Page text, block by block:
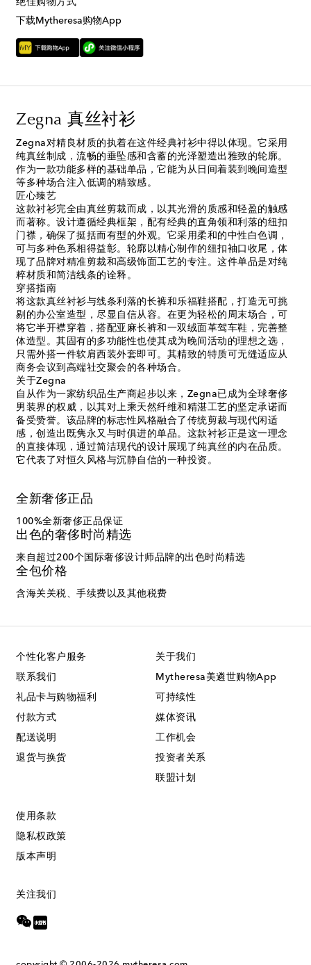
绝佳购物方式
下载Mytheresa购物App
Zegna 真丝衬衫
Zegna对精良材质的执着在这件经典衬衫中得以体现。它采用
纯真丝制成，流畅的垂坠感和含蓄的光泽塑造出雅致的轮廓。
作为一款功能多样的基础单品，它能为从日间着装到晚间造型
等多种场合注入低调的精致感。
匠心臻艺
这款衬衫完全由真丝剪裁而成，以其光滑的质感和轻盈的触感
而著称。设计遵循经典框架，配有经典的直角领和利落的纽扣
门襟，确保了挺括而有型的外观。它采用柔和的中性白色调，
可与多种色系相得益彰。轮廓以精心制作的纽扣袖口收尾，体
现了品牌对精准剪裁和高级饰面工艺的专注。这件单品是对纯
粹材质和简洁线条的诠释。
穿搭指南
将这款真丝衬衫与线条利落的长裤和乐福鞋搭配，打造无可挑
剔的办公室造型，尽显自信从容。在更为轻松的周末场合，可
将它半开襟穿着，搭配亚麻长裤和一双绒面革驾车鞋，完善整
体造型。其固有的多功能性也使其成为晚间活动的理想之选，
只需外搭一件软肩西装外套即可。其精致的特质可无缝适应从
商务会议到高端社交聚会的各种场合。
关于Zegna
自从作为一家纺织品生产商起步以来，Zegna已成为全球奢侈
男装界的权威，以其对上乘天然纤维和精湛工艺的坚定承诺而
备受赞誉。该品牌的标志性风格融合了传统剪裁与现代闲适
感，创造出既隽永又与时俱进的单品。这款衬衫正是这一理念
的直接体现，通过简洁现代的设计展现了纯真丝的内在品质。
它代表了对恒久风格与沉静自信的一种投资。
全新奢侈正品
100%全新奢侈正品保证
出色的奢侈时尚精选
来自超过200个国际奢侈设计师品牌的出色时尚精选
全包价格
含海关关税、手续费以及其他税费
个性化客户服务
联系我们
礼品卡与购物福利
付款方式
配送说明
退货与换货
关于我们
Mytheresa美遴世购物App
可持续性
媒体资讯
工作机会
投资者关系
联盟计划
使用条款
隐私权政策
版本声明
关注我们